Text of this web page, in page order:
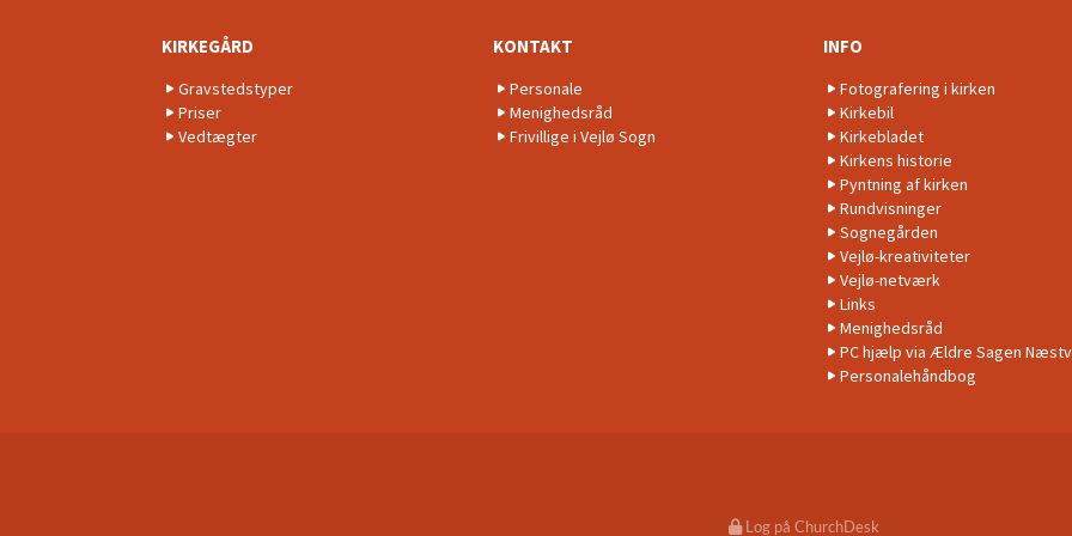
KIRKEGÅRD
Gravstedstyper
Priser
Vedtægter
KONTAKT
Personale
Menighedsråd
Frivillige i Vejlø Sogn
INFO
Fotografering i kirken
Kirkebil
Kirkebladet
Kirkens historie
Pyntning af kirken
Rundvisninger
Sognegården
Vejlø-kreativiteter
Vejlø-netværk
Links
Menighedsråd
PC hjælp via Ældre Sagen
Personalehåndbog
Log på ChurchDesk